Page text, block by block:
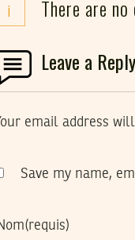
i There are
Leave a Reply
email address
Save my name,
(requis)